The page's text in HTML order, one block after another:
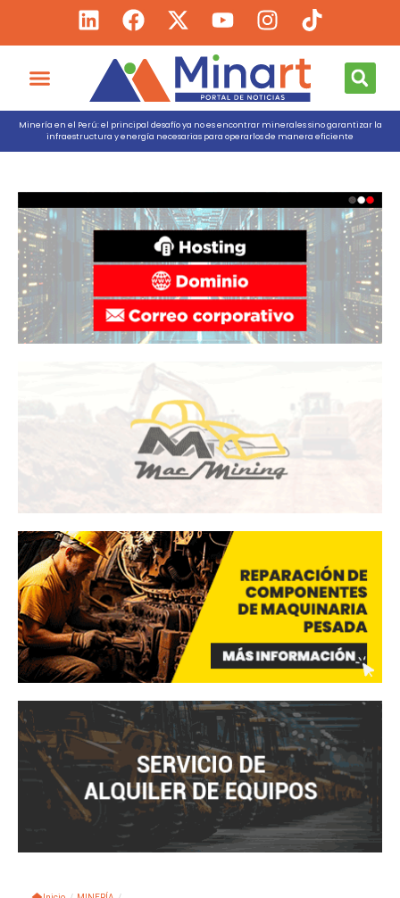
Minería en el Perú: el principal desafío ya no es encontrar minerales sino garantizar la
infraestructura y energía necesarias para operarlos de manera eficiente